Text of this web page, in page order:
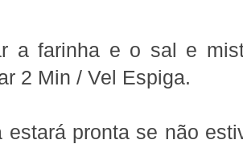
a farinha e o sal e
2 Min / Vel Espiga.
estará pronta se não